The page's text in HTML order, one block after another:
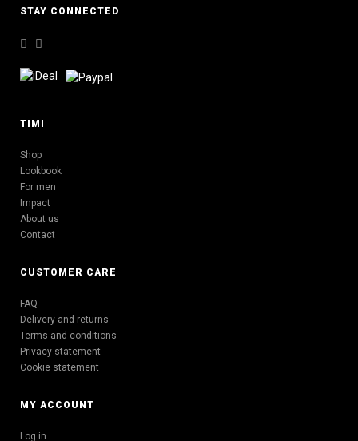
STAY CONNECTED
TIMI
Shop
Lookbook
For men
Impact
About us
Contact
CUSTOMER CARE
FAQ
Delivery and returns
Terms and conditions
Privacy statement
Cookie statement
MY ACCOUNT
Log in